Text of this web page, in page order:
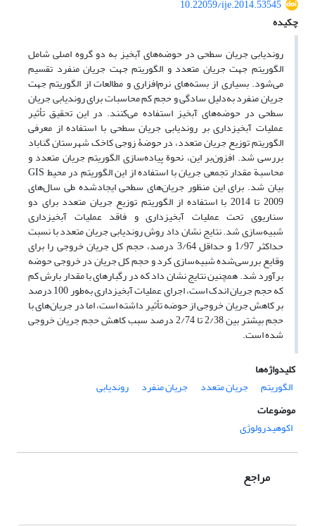
10.22059/ije.2014.53545
چکیده
روندیابی جریان سطحی در حوضه‌های آبخیز به دو گروه اصلی شامل
الگوریتم جهت جریان متعدد و الگوریتم جهت جریان منفرد تقسیم
می‌شود. بسیاری از بسته‌های نرم‌افزاری و مطالعات از الگوریتم جهت
جریان منفرد به‌دلیل سادگی و حجم کم محاسبات برای روندیابی جریان
سطحی در حوضه‌های آبخیز استفاده می‌کنند. در این تحقیق تأثیر
عملیات آبخیزداری بر روندیابی جریان سطحی با استفاده از معرفی
الگوریتم توزیع جریان متعدد، در حوضۀ زوجی کاخک شهرستان گناباد
بررسی شد. افزون‌بر این، نحوة پیاده‌سازی الگوریتم جریان متعدد و
محاسبة مقدار تجمعی جریان با استفاده از این الگوریتم در محیط GIS
بیان شد. برای این منظور جریان‌های سطحی ایجادشده طی سال‌های
2009 تا 2014 با استفاده از الگوریتم توزیع جریان متعدد برای دو
سناریوی تحت عملیات آبخیزداری و فاقد عملیات آبخیزداری
شبیه‌سازی شد. نتایج نشان داد روش روندیابی جریان متعدد با نسبت
حداکثر 1/97 و حداقل 3/64 درصد، حجم کل جریان خروجی را برای
وقایع بررسی‌شده شبیه‌سازی کرد و حجم کل جریان در خروجی حوضه
برآورد شد. همچنین نتایج نشان داد که در رگبارهای با مقدار بارش کم
که حجم جریان اندک است، اجرای عملیات آبخیزداری به‌طور 100 درصد
بر کاهش جریان خروجی از حوضه تأثیر داشته است، اما در جریان‌های با
حجم بیشتر بین 2/38 تا 2/74 درصد سبب کاهش حجم جریان خروجی
شده است.
کلیدواژه‌ها
الگوریتم
جریان متعدد جریان منفرد
روندیابی
موضوعات
اکوهیدرولوژی
مراجع